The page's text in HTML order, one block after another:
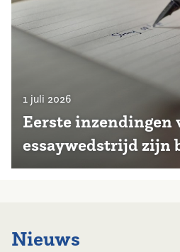
1 juli 2026
Eerste inzendingen
essaywedstrijd zijn
Nieuws